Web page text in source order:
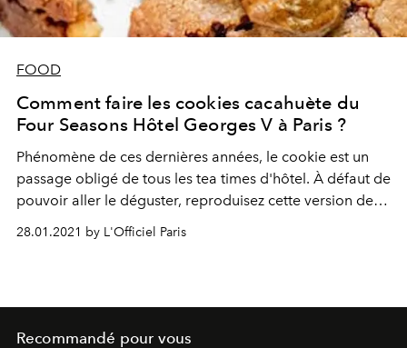
FOOD
Comment faire les cookies cacahuète du
Four Seasons Hôtel Georges V à Paris ?
Phénomène de ces dernières années, le cookie est un
passage obligé de tous les tea times d'hôtel. À défaut de
pouvoir aller le déguster, reproduisez cette version de
caractère, signée Michaël bartocetti pour le George V
Paris. Un véritable bonheur.
28.01.2021 by L'Officiel Paris
Recommandé pour vous